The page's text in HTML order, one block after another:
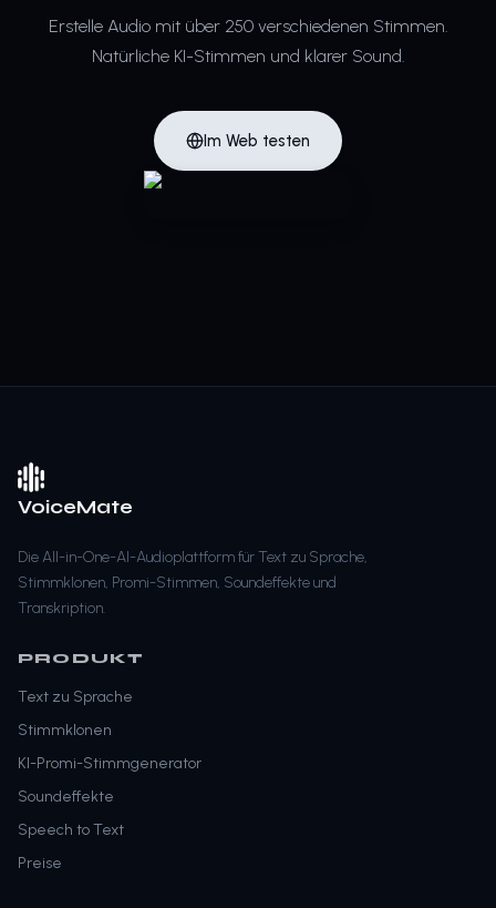
Erstelle Audio mit über 250 verschiedenen Stimmen.
Natürliche KI-Stimmen und klarer Sound.
Im Web testen
VoiceMate
Die All-in-One-AI-Audioplattform für Text zu Sprache,
Stimmklonen, Promi-Stimmen, Soundeffekte und
Transkription.
PRODUKT
Text zu Sprache
Stimmklonen
KI-Promi-Stimmgenerator
Soundeffekte
Speech to Text
Preise